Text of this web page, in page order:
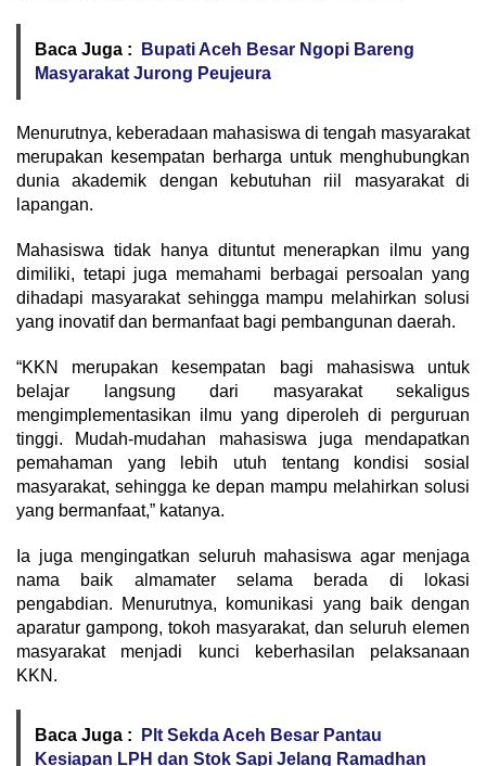
Baca Juga :
Bupati Aceh Besar Ngopi Bareng
Masyarakat Jurong Peujeura
Menurutnya, keberadaan mahasiswa di tengah masyarakat
merupakan kesempatan berharga untuk menghubungkan
dunia akademik dengan kebutuhan riil masyarakat di
lapangan.
Mahasiswa tidak hanya dituntut menerapkan ilmu yang
dimiliki, tetapi juga memahami berbagai persoalan yang
dihadapi masyarakat sehingga mampu melahirkan solusi
yang inovatif dan bermanfaat bagi pembangunan daerah.
“KKN merupakan kesempatan bagi mahasiswa untuk
belajar langsung dari masyarakat sekaligus
mengimplementasikan ilmu yang diperoleh di perguruan
tinggi. Mudah-mudahan mahasiswa juga mendapatkan
pemahaman yang lebih utuh tentang kondisi sosial
masyarakat, sehingga ke depan mampu melahirkan solusi
yang bermanfaat,” katanya.
Ia juga mengingatkan seluruh mahasiswa agar menjaga
nama baik almamater selama berada di lokasi
pengabdian. Menurutnya, komunikasi yang baik dengan
aparatur gampong, tokoh masyarakat, dan seluruh elemen
masyarakat menjadi kunci keberhasilan pelaksanaan
KKN.
Baca Juga :
Plt Sekda Aceh Besar Pantau
Kesiapan LPH dan Stok Sapi Jelang Ramadhan